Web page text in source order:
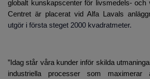
globalt kunskapscenter för livsmedels- och
Centret är placerat vid Alfa Lavals
utgör i första steget 2000 kvadratmeter.
”Idag står våra kunder inför skilda
industriella processer som maximerar